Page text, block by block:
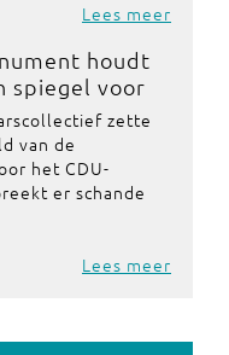
Lees meer
houdt
spiegel voor
zette
van de
het CDU-
er schande
Lees meer